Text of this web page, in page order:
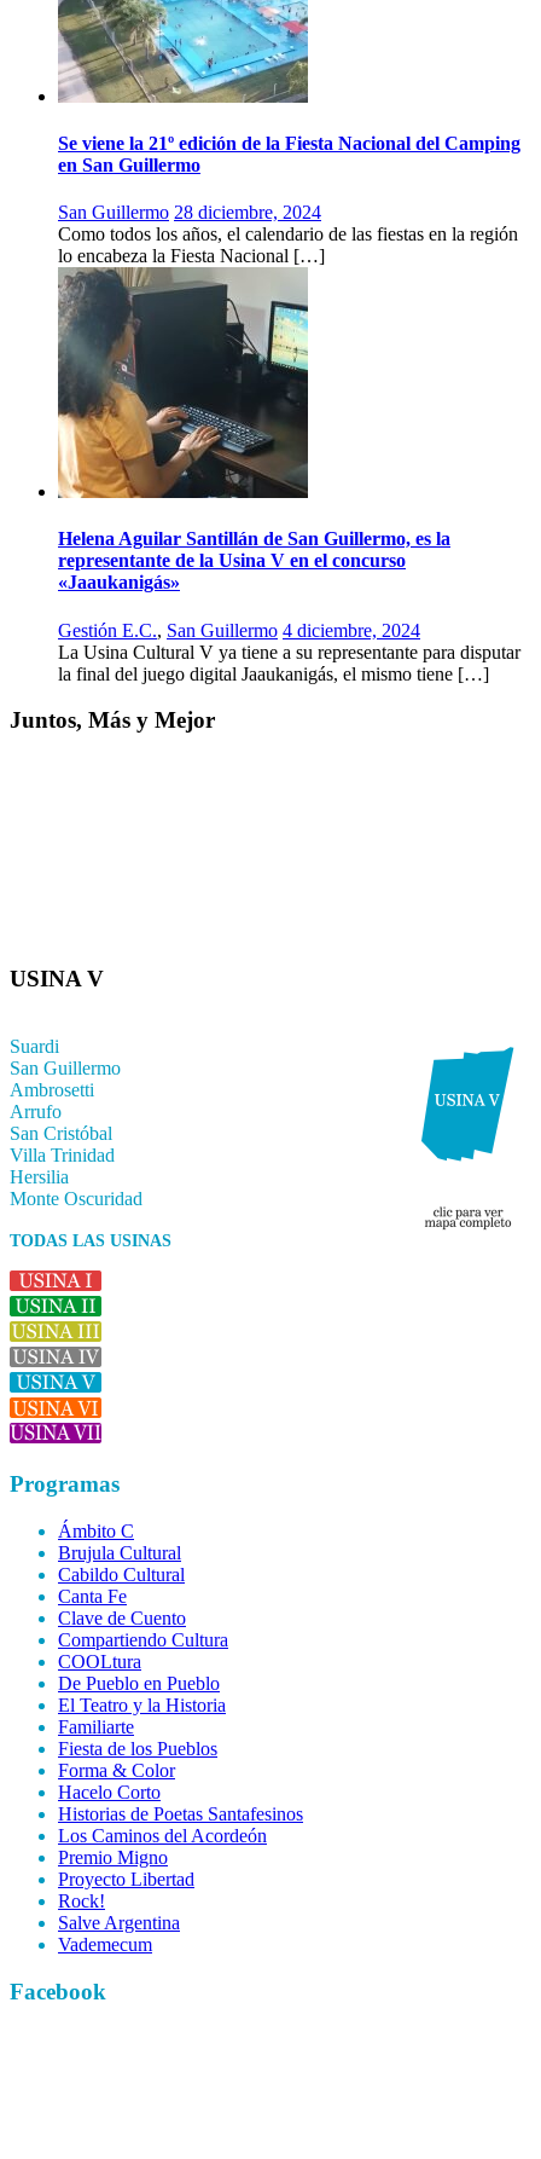
Se viene la 21º edición de la Fiesta Nacional del Camping
en San Guillermo
San Guillermo 28 diciembre, 2024
Como todos los años, el calendario de las fiestas en la región
lo encabeza la Fiesta Nacional […]
Helena Aguilar Santillán de San Guillermo, es la
representante de la Usina V en el concurso
«Jaaukanigás»
Gestión E.C., San Guillermo 4 diciembre, 2024
La Usina Cultural V ya tiene a su representante para disputar
la final del juego digital Jaaukanigás, el mismo tiene […]
Juntos, Más y Mejor
USINA V
Suardi
San Guillermo
Ambrosetti
Arrufo
San Cristóbal
Villa Trinidad
Hersilia
Monte Oscuridad
TODAS LAS USINAS
Programas
Ámbito C
Brujula Cultural
Cabildo Cultural
Canta Fe
Clave de Cuento
Compartiendo Cultura
COOLtura
De Pueblo en Pueblo
El Teatro y la Historia
Familiarte
Fiesta de los Pueblos
Forma & Color
Hacelo Corto
Historias de Poetas Santafesinos
Los Caminos del Acordeón
Premio Migno
Proyecto Libertad
Rock!
Salve Argentina
Vademecum
Facebook